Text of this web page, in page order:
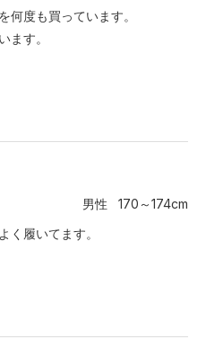
何度も買っています。
ます。
男性 170～174cm
く履いてます。